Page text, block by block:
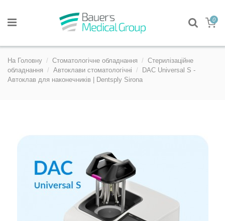
0
На Головну Стоматологічне обладнання
Стерилізаційне
обладнання
Автоклави стоматологічні
DAC Universal S -
Автоклав для наконечників | Dentsply Sirona